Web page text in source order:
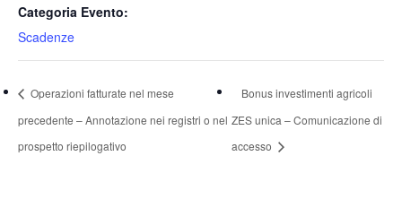
Categoria Evento:
Scadenze
Operazioni fatturate nel mese
precedente – Annotazione nei registri o nel
prospetto riepilogativo
Bonus investimenti agricoli
ZES unica – Comunicazione di
accesso